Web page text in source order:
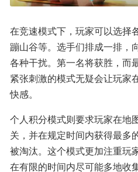
在竞速模式下，玩家可以选择
蹦山谷等。选手们排成一排，
各种干扰。第一名将获胜，而
紧张刺激的模式无疑会让玩家
快感。
个人积分模式则要求玩家在地
关，并在规定时间内获得最多
被淘汰。这个模式更加注重玩
在有限的时间内尽可能多地收